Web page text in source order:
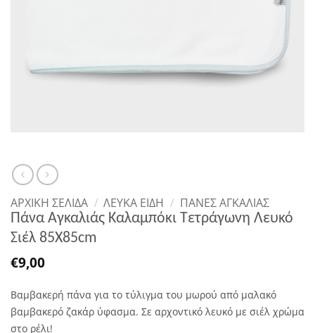
ΑΡΧΙΚΉ ΣΕΛΊΔΑ / ΛΕΥΚΑ ΕΙΔΗ / ΠΆΝΕΣ ΑΓΚΑΛΙΆΣ
Πάνα Αγκαλιάς Καλαμπόκι Τετράγωνη Λευκό
Σιέλ 85Χ85cm
€9,00
Βαμβακερή πάνα για το τύλιγμα του μωρού από μαλακό
βαμβακερό ζακάρ ύφασμα. Σε αρχοντικό λευκό με σιέλ χρώμα
στο ρέλι!